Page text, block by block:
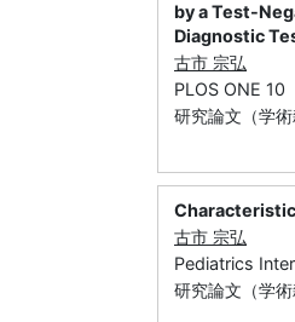
by a Test-
Diagnostic
古市 宗弘
PLOS ONE
研究論文（学
古市 宗弘
Pediatrics
研究論文（学